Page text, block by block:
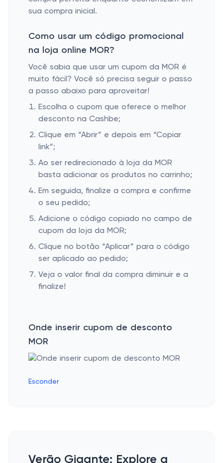
sua compra inicial.
Como usar um código promocional
na loja online MOR?
Você sabia que usar um cupom da MOR é
muito fácil? Você só precisa seguir o passo
a passo abaixo para aproveitar!
Escolha o cupom que oferece o melhor
desconto na Cashbe;
Clique em “Abrir” e depois em “Copiar
link”;
Ao ser redirecionado à loja da MOR
basta adicionar os produtos no carrinho;
Em seguida, finalize a compra e confirme
o seu pedido;
Adicione o código copiado no campo de
cupom da loja da MOR;
Clique no botão “Aplicar” para o código
ser aplicado ao pedido;
Veja o valor final da compra diminuir e a
finalize!
Onde inserir cupom de desconto
MOR
Esconder
Verão Gigante: Explore a